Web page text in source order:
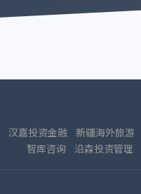
汉嘉投资金融 新疆海外旅游
智库咨询
沿森投资管理